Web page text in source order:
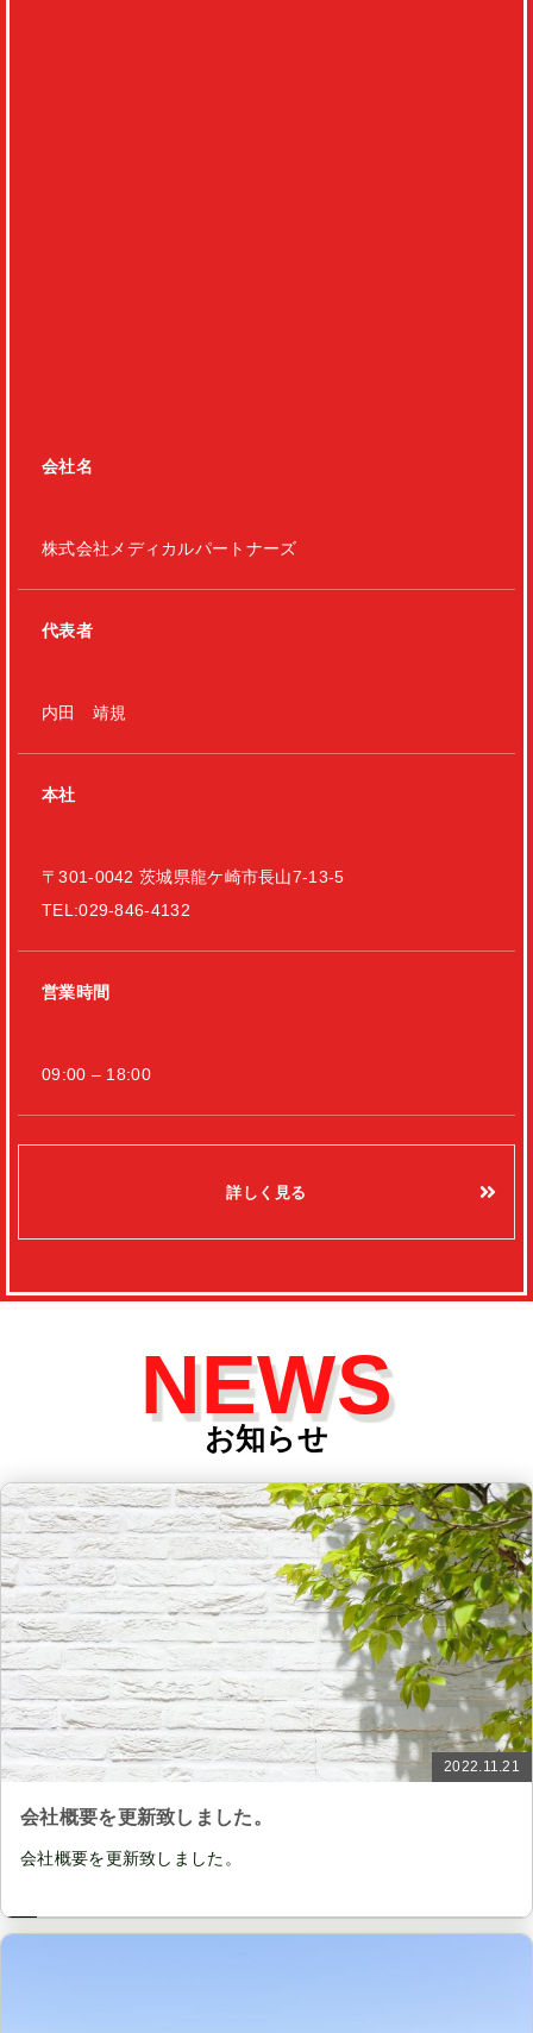
会社名
株式会社メディカルパートナーズ
代表者
内田 靖規
本社
〒301-0042 茨城県龍ケ崎市長山7-13-5
TEL:029-846-4132
営業時間
09:00 – 18:00
詳しく見る
NEWS
お知らせ
2022.11.21
会社概要を更新致しました。
会社概要を更新致しました。